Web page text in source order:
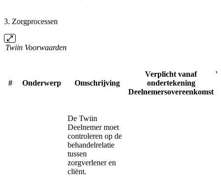
3. Zorgprocessen
Twiin Voorwaarden
# Onderwerp Omschrijving
Verplicht vanaf
ondertekening
Deelnemersovereenkomst
De Twiin
Deelnemer moet
controleren op de
behandelrelatie
tussen
zorgverlener en
cliënt.